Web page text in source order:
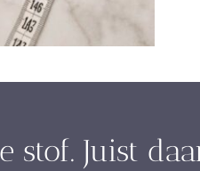
stof. Juist